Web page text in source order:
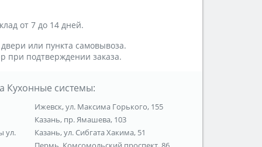
от 7 до 14 дней.
или пункта самовывоза.
при подтверждении заказа.
Кухонные системы:
ул.
Ижевск, ул. Максима Горького, 155
Казань, пр. Ямашева, 103
Казань, ул. Сибгата Хакима, 51